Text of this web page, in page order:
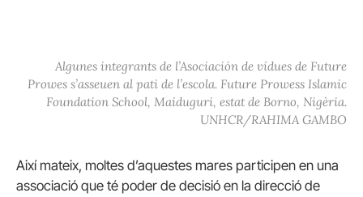
Algunes integrants de l’Asociación de vídues de Future
Prowes s’asseuen al pati de l’escola. Future Prowess Islamic
Foundation School, Maiduguri, estat de Borno, Nigèria.
UNHCR/RAHIMA GAMBO
Així mateix, moltes d’aquestes mares participen en una
associació que té poder de decisió en la direcció de